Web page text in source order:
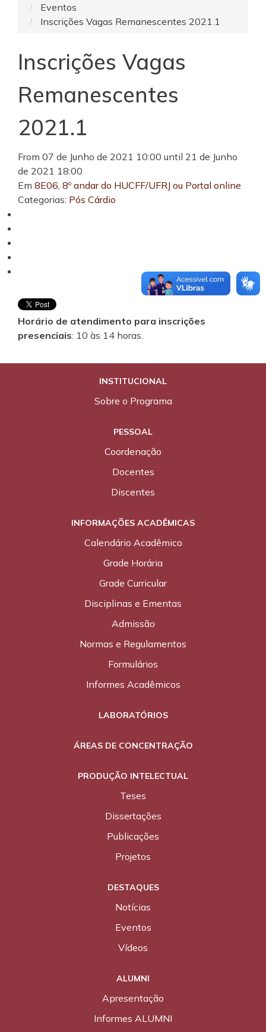
Eventos
Inscrições Vagas Remanescentes 2021.1
Inscrições Vagas
Remanescentes
2021.1
From 07 de Junho de 2021 10:00 until 21 de Junho
de 2021 18:00
Em 8E06, 8º andar do HUCFF/UFRJ ou Portal online
Categorias: Pós Cárdio
Horário de atendimento para inscrições
presenciais: 10 às 14 horas.
INSTITUCIONAL
Sobre o Programa
PESSOAL
Coordenação
Docentes
Discentes
INFORMAÇÕES ACADÊMICAS
Calendário Acadêmico
Grade Horária
Grade Curricular
Disciplinas e Ementas
Admissão
Normas e Regulamentos
Formulários
Informes Acadêmicos
LABORATÓRIOS
ÁREAS DE CONCENTRAÇÃO
PRODUÇÃO INTELECTUAL
Teses
Dissertações
Publicações
Projetos
DESTAQUES
Notícias
Eventos
Vídeos
ALUMNI
Apresentação
Informes ALUMNI